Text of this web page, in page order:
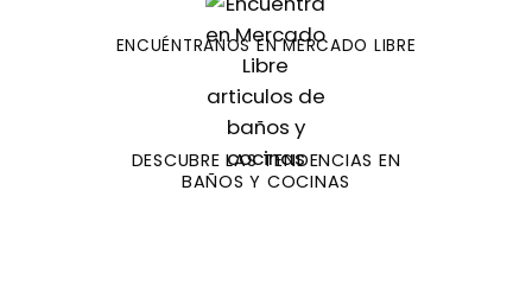
ENCUÉNTRANOS EN MERCADO LIBRE
DESCUBRE LAS TENDENCIAS EN
BAÑOS Y COCINAS